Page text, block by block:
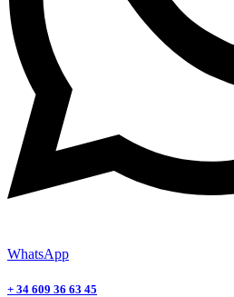
WhatsApp
+ 34 609 36 63 45